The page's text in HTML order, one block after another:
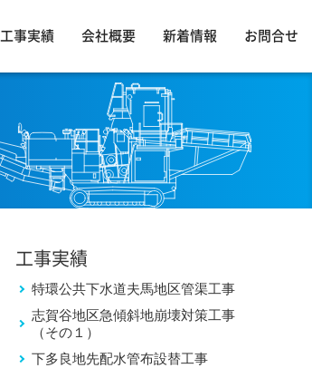
工事実績 会社概要 新着情報 お問合せ
工事実績
特環公共下水道夫馬地区管渠工事
志賀谷地区急傾斜地崩壊対策工事
（その１）
下多良地先配水管布設替工事